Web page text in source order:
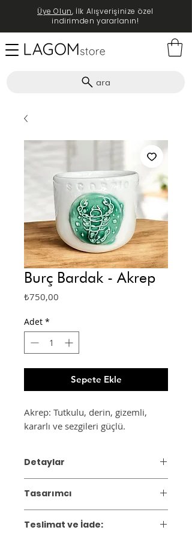
ara
Üye Olun, İlk Alışverişinize özel
indirimden yararlanın!
Burç Bardak - Akrep
₺750,00
Adet *
Sepete Ekle
Akrep: Tutkulu, derin, gizemli,
kararlı ve sezgileri güçlü.
Detaylar
Ebat: Çap 8 cm, yükseklik 7 cm
Tasarımcı
tarafından kurulan Asia Ceramics, zarif
Teslimat ve İade: